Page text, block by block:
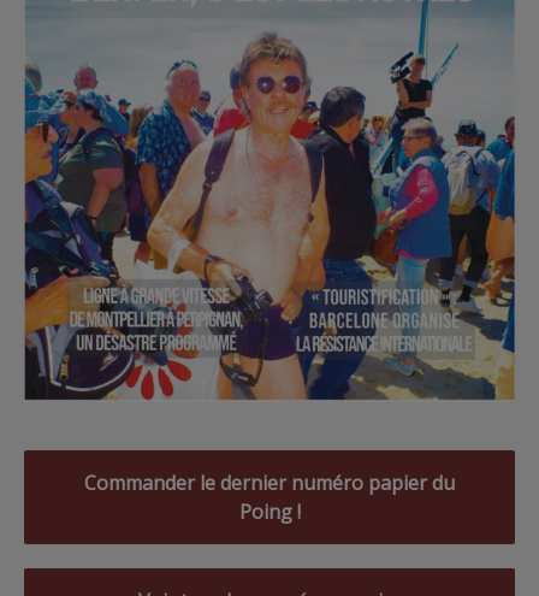
Commander le dernier numéro papier du
Poing !